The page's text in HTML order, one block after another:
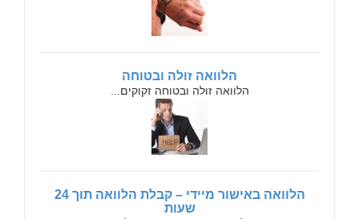
הלוואה זולה ובטוחה
הלוואה זולה ובטוחה זקוקים...
הלוואה באישור מיידי – קבלת הלוואה תוך 24
שעות